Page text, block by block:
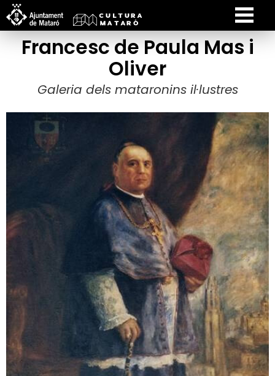
Francesc de Paula Mas i
Oliver
Galeria dels mataronins il·lustres